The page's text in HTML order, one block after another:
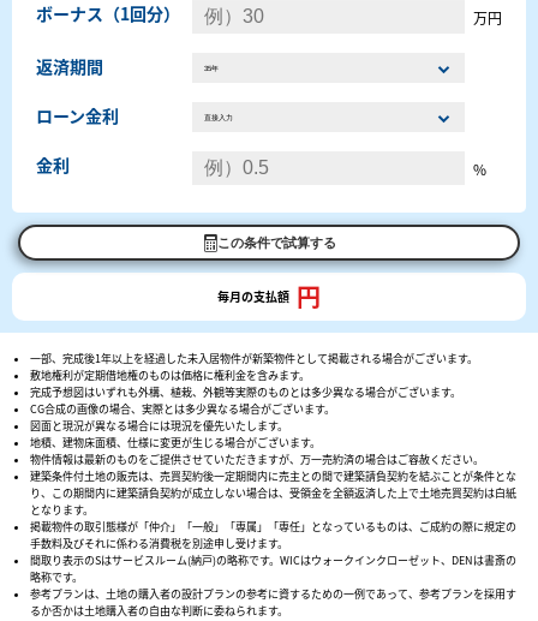
ボーナス（1回分） 万円
返済期間
ローン金利
金利 %
この条件で試算する
毎月の支払額 円
一部、完成後1年以上を経過した未入居物件が新築物件として掲載される場合がございます。
敷地権利が定期借地権のものは価格に権利金を含みます。
完成予想図はいずれも外構、植栽、外観等実際のものとは多少異なる場合がございます。
CG合成の画像の場合、実際とは多少異なる場合がございます。
図面と現況が異なる場合には現況を優先いたします。
地積、建物床面積、仕様に変更が生じる場合がございます。
物件情報は最新のものをご提供させていただきますが、万一売約済の場合はご容赦ください。
建築条件付土地の販売は、売買契約後一定期間内に売主との間で建築請負契約を結ぶことが条件とな
り、この期間内に建築請負契約が成立しない場合は、受領金を全額返済した上で土地売買契約は白紙
となります。
掲載物件の取引態様が「仲介」「一般」「専属」「専任」となっているものは、ご成約の際に規定の
手数料及びそれに係わる消費税を別途申し受けます。
間取り表示のSはサービスルーム(納戸)の略称です。WICはウォークインクローゼット、DENは書斎の
略称です。
参考プランは、土地の購入者の設計プランの参考に資するための一例であって、参考プランを採用す
るか否かは土地購入者の自由な判断に委ねられます。